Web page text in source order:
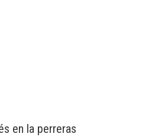
en la perreras